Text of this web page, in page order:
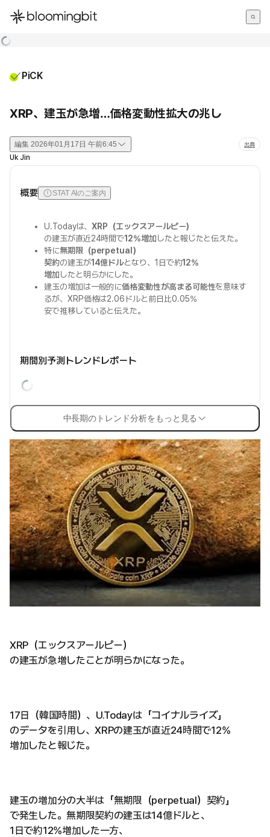
한국어
PiCK
XRP、建玉が急増…価格変動性拡大の兆し
編集 2026年01月17日 午前6:45 出典
Uk Jin
概要 STAT AIのご案内
U.Todayは、XRP（エックスアールピー）
の建玉が直近24時間で12%増加したと報じたと伝えた。
特に無期限（perpetual）
契約の建玉が14億ドルとなり、1日で約12%
増加したと明らかにした。
建玉の増加は一般的に価格変動性が高まる可能性を意味す
るが、XRP価格は2.06ドルと前日比0.05%
安で推移していると伝えた。
期間別予測トレンドレポート
中長期のトレンド分析をもっと見る
XRP（エックスアールピー）
の建玉が急増したことが明らかになった。
17日（韓国時間）、U.Todayは「コイナルライズ」
のデータを引用し、XRPの建玉が直近24時間で12%
増加したと報じた。
建玉の増加分の大半は「無期限（perpetual）契約」
で発生した。無期限契約の建玉は14億ドルと、
1日で約12%増加した一方、